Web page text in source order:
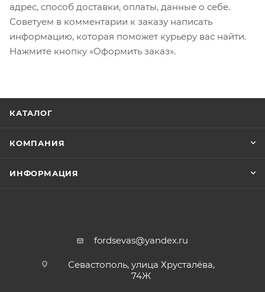
адрес, способ доставки, оплаты, данные о себе.
Советуем в комментарии к заказу написать
информацию, которая поможет курьеру вас найти.
Нажмите кнопку «Оформить заказ».
КАТАЛОГ
КОМПАНИЯ
ИНФОРМАЦИЯ
fordsevas@yandex.ru
Севастополь, улица Хрусталёва,
74Ж